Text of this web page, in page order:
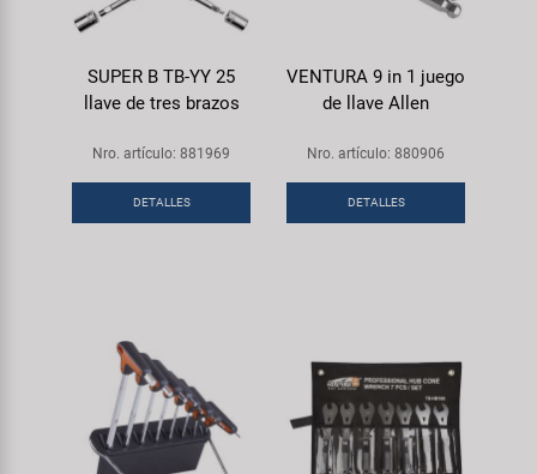
SUPER B TB-YY 25
llave de tres brazos
Nro. artículo: 881969
DETALLES
VENTURA 9 in 1 juego
de llave Allen
Nro. artículo: 880906
DETALLES